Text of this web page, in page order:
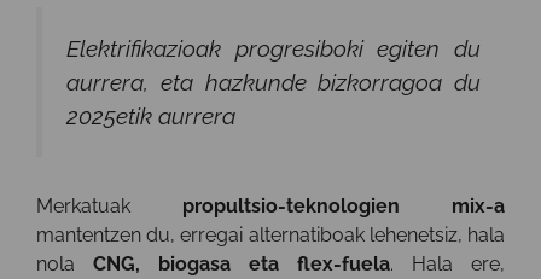
Elektrifikazioak progresiboki egiten du
aurrera, eta hazkunde bizkorragoa du
2025etik aurrera
Merkatuak propultsio-teknologien mix-a
mantentzen du, erregai alternatiboak lehenetsiz, hala
nola CNG, biogasa eta flex-fuela. Hala ere,